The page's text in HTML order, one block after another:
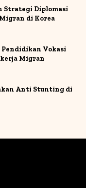
Strategi Diplomasi
di Korea
Vokasi
Migran
Anti Stunting di